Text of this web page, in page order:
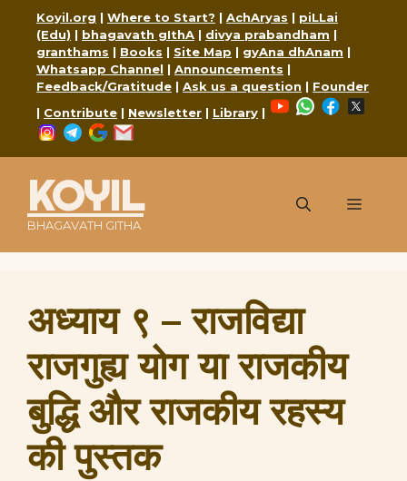
content
Koyil.org | Where to Start? | AchAryas | piLLai
(Edu) | bhagavath gIthA | divya prabandham |
granthams | Books | Site Map | gyAna dhAnam |
Whatsapp Channel | Announcements |
Feedback/Gratitude | Ask us a question | Founder
| Contribute | Newsletter | Library |
YouTubeWhatsApp
Facebook
Instagram
Telegram
Google
KOYIL
BHAGAVATH GITHA
Menu
अध्याय ९ – राजविद्या
राजगुह्य योग या राजकीय
बुद्धि और राजकीय रहस्य
की पुस्तक